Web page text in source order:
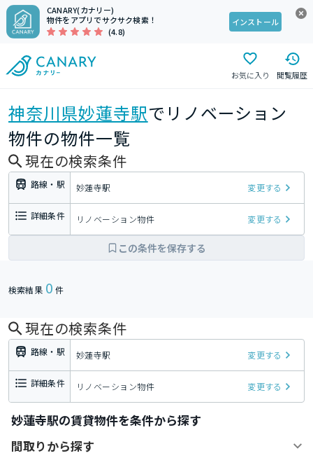
CANARY(カナリー)
物件をアプリでサクサク検索！
(4.8)
インストール
お気に入り 閲覧履歴
神奈川県妙蓮寺駅でリノベーション
物件の物件一覧
現在の検索条件
路線・駅 妙蓮寺駅 変更する
詳細条件 リノベーション物件 変更する
この条件を保存する
検索結果 0 件
現在の検索条件
路線・駅 妙蓮寺駅 変更する
詳細条件 リノベーション物件 変更する
妙蓮寺駅の賃貸物件を条件から探す
間取りから探す